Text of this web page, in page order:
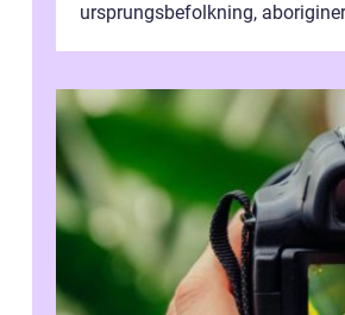
ursprungsbefolkning,